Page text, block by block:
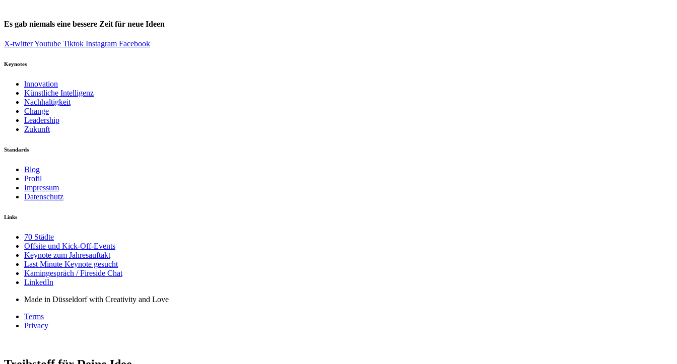
Es gab niemals eine bessere Zeit für neue Ideen
X-twitterYoutube Tiktok Instagram Facebook
Keynotes
lnnovation
Künstliche Intelligenz
Nachhaltigkeit
Change
Leadership
Zukunft
Standards
Blog
Profil
Impressum
Datenschutz
Links
70 Städte
Offsite und Kick-Off-Events
Keynote zum Jahresauftakt
Last Minute Keynote gesucht
Kamingespräch / Fireside Chat
LinkedIn
Made in Düsseldorf with Creativity and Love
Terms
Privacy